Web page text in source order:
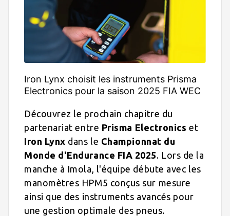
Iron Lynx choisit les instruments Prisma
Electronics pour la saison 2025 FIA WEC
Découvrez le prochain chapitre du
partenariat entre Prisma Electronics et
Iron Lynx dans le Championnat du
Monde d'Endurance FIA 2025. Lors de la
manche à Imola, l'équipe débute avec les
manomètres HPM5 conçus sur mesure
ainsi que des instruments avancés pour
une gestion optimale des pneus.